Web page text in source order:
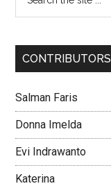
CONTRIBUTORS
Salman Faris
Donna Imelda
Evi Indrawanto
Katerina